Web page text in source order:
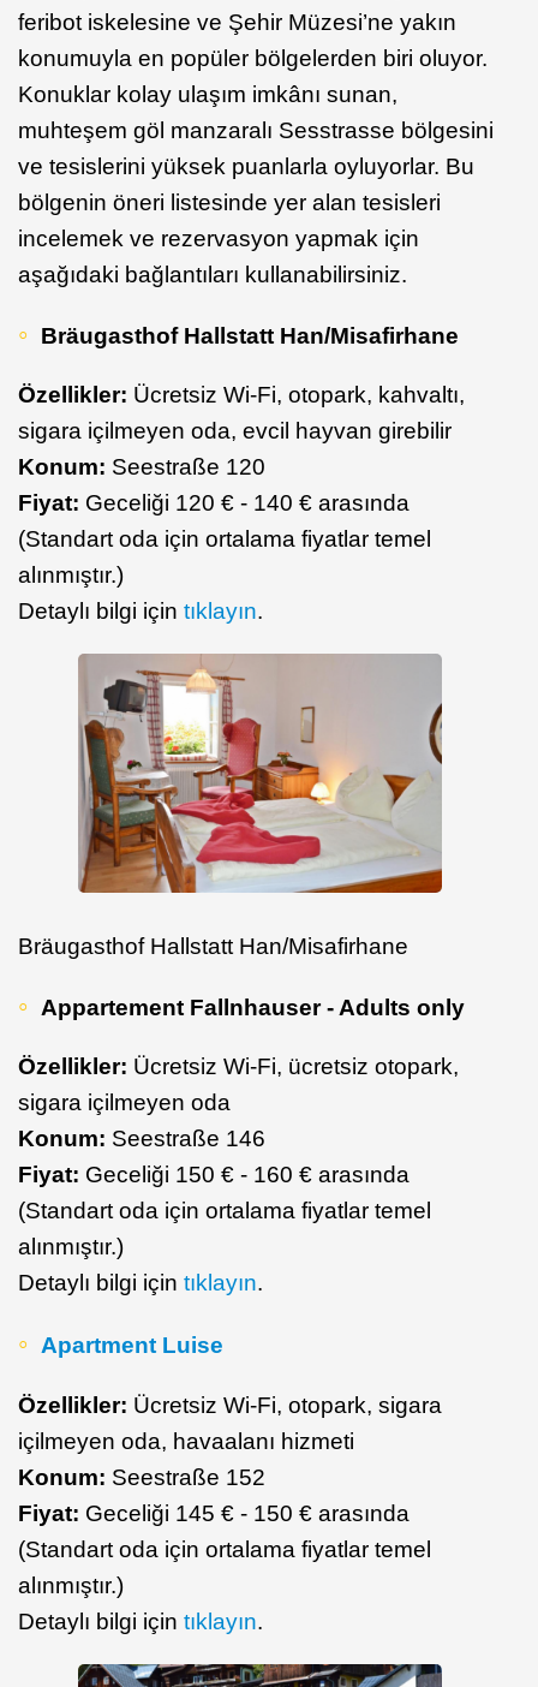
feribot iskelesine ve Şehir Müzesi’ne yakın
konumuyla en popüler bölgelerden biri oluyor.
Konuklar kolay ulaşım imkânı sunan,
muhteşem göl manzaralı Sesstrasse bölgesini
ve tesislerini yüksek puanlarla oyluyorlar. Bu
bölgenin öneri listesinde yer alan tesisleri
incelemek ve rezervasyon yapmak için
aşağıdaki bağlantıları kullanabilirsiniz.
Bräugasthof Hallstatt Han/Misafirhane
Özellikler: Ücretsiz Wi-Fi, otopark, kahvaltı,
sigara içilmeyen oda, evcil hayvan girebilir
Konum: Seestraße 120
Fiyat: Geceliği 120 € - 140 € arasında
(Standart oda için ortalama fiyatlar temel
alınmıştır.)
Detaylı bilgi için tıklayın.
Bräugasthof Hallstatt Han/Misafirhane
Appartement Fallnhauser - Adults only
Özellikler: Ücretsiz Wi-Fi, ücretsiz otopark,
sigara içilmeyen oda
Konum: Seestraße 146
Fiyat: Geceliği 150 € - 160 € arasında
(Standart oda için ortalama fiyatlar temel
alınmıştır.)
Detaylı bilgi için tıklayın.
Apartment Luise
Özellikler: Ücretsiz Wi-Fi, otopark, sigara
içilmeyen oda, havaalanı hizmeti
Konum: Seestraße 152
Fiyat: Geceliği 145 € - 150 € arasında
(Standart oda için ortalama fiyatlar temel
alınmıştır.)
Detaylı bilgi için tıklayın.